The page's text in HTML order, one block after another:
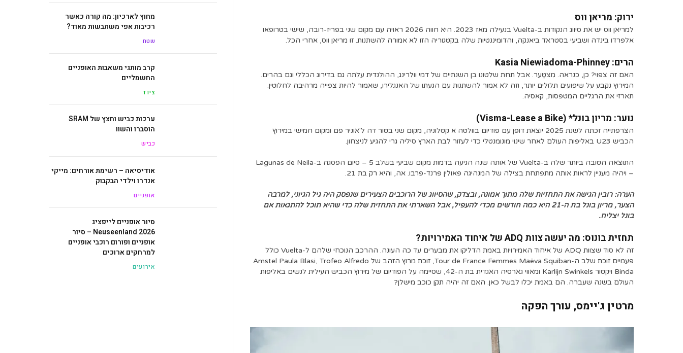
ירוק: מריאן ווס
למריאן ווס יש את סיווג הנקודות ב-Vuelta בנעילה מאז 2023. היא חווה 2026 ראויה עם מקום שני בפריז-רובה, שישי בטרופאו
אלפרדו בינדה ושביעי בסטראד ביאנקה, והדומיננטיות שלה בקטגוריה הזו לא אמורה להשתנות. זו מריאן ווס, אחרי הכל.
הרים: Kasia Niewiadoma-Phinney
האם זה צפוי? כן, כנראה. מִצטַעֵר. אבל תחת שלטונו בן השנתיים של דמי וולרינג, ההולנדית עלתה גם בדירוג הכללי וגם בהרים.
המירוץ נקבע על שיפועים תלולים יותר, וזה לא אמור להשתנות עם הגעתו של האנגלירו, שאמור להיות צפייה מרהיבה לחלוטין.
תארזי את הרגליים המטפסות, קאסיה.
נוער: מריון בונל* (Visma-Lease a Bike)
הצרפתייה זכתה לשנת 2025 יוצאת דופן עם פודיום בוולטה א קטלוניה, מקום שני בטור דה ל'אוניר פם ומקום חמישי במירוץ
הכביש U23 באליפות העולם לאחר שינוי מונומנטלי כדי לעזור לבת הארץ סיליה גרי להגיע לניצחון.
התוצאה הטובה ביותר שלה ב-Vuelta של אותה שנה הגיעה בדמות מקום שביעי בשלב 5 – סיום הפסגה ב-Lagunas de Neila
– ויהיה מעניין לראות אותה מתפתחת בצילה של המנהיגה פאולין פרנד-פרבו. אה, והיא רק בת 21.
הערה: רובין הגישה את התחזיות שלה מתוך אמונה, ובצדק, שהסיווג של הרוכבים הצעירים שנפסק היה גיל הגיוני, למרבה
הצער, מריון בונל בת ה-21 היא כמה חודשים מכדי להעפיל, אבל השארתי את התחזית שלה כדי שהיא תוכל להתגאות אם
בונל יצליח.
תחזית בונוס: מה יעשה צוות ADQ של איחוד האמירויות?
זה לא סוד שצוות ADQ של איחוד האמירויות באמת הדליקו את מבערים עד כה העונה. ההרכב הנוכחי שלהם ל-Vuelta כולל
פעמיים זוכת שלב ה-Tour de France Femmes Maëva Squiban, זוכת מרוץ הזהב של Amstel Paula Blasi, Trofeo Alfredo
Binda ויקטור Karlijn Swinkels ומאווי גארסיה האגדית בת ה-42, שסיימה על הפודיום של מירוץ הכביש העילית לנשים באליפות
העולם בשנה שעברה. הם באמת יכלו לבשל כאן. האם זה יהיה תקן כוכב מישלן?
מרטין ג'יימס, עורך הפקה
מחוץ לארכיון: מה קורה כאשר
רכיבות אפי משתבשות מאוד?
שטח
קרב מותגי משאבות האופניים
החשמליים
ציוד
ערכות כביש וחצץ של SRAM
הוסברו והשוו
כביש
אודיסיאה – רשימת אורחים: מייקי
אנדרו וילדי הבקבוק
אופניים
סיור אופניים לייפציג
Neuseenland 2026 – סיור
אופניים ופורום רוכבי אופניים
למרחקים ארוכים
אירועים